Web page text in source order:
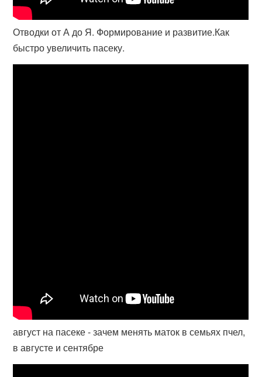
Отводки от А до Я. Формирование и развитие.Как
быстро увеличить пасеку.
август на пасеке - зачем менять маток в семьях пчел,
в августе и сентябре